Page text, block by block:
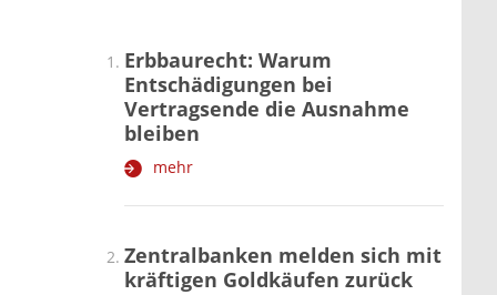
Erbbaurecht: Warum
Entschädigungen bei
Vertragsende die Ausnahme
bleiben
mehr
Zentralbanken melden sich mit
kräftigen Goldkäufen zurück